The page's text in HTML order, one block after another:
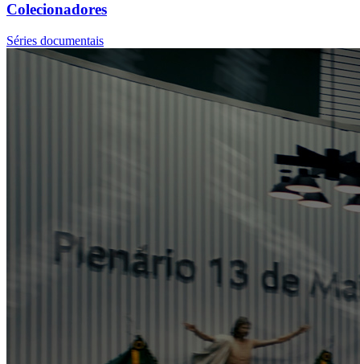
Colecionadores
Séries documentais